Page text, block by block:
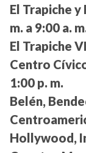
El Trapiche
m. a 9:00 a.
El Trapiche
Centro
1:00 p. m.
Belén,
Hollywood,